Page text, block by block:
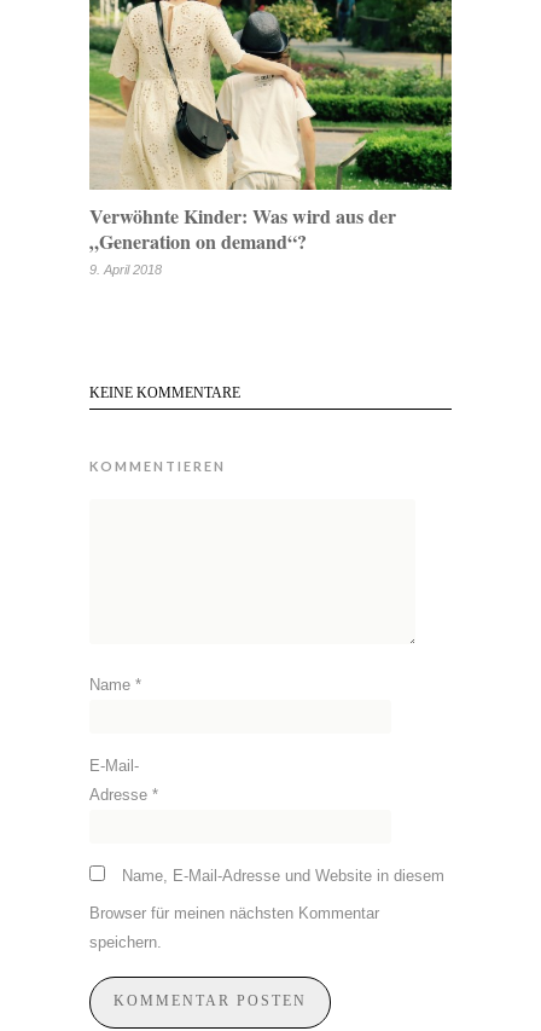
Verwöhnte Kinder: Was wird aus der
„Generation on demand“?
9. April 2018
KEINE KOMMENTARE
KOMMENTIEREN
Name *
E-Mail-
Adresse *
Name, E-Mail-Adresse und Website in diesem
Browser für meinen nächsten Kommentar
speichern.